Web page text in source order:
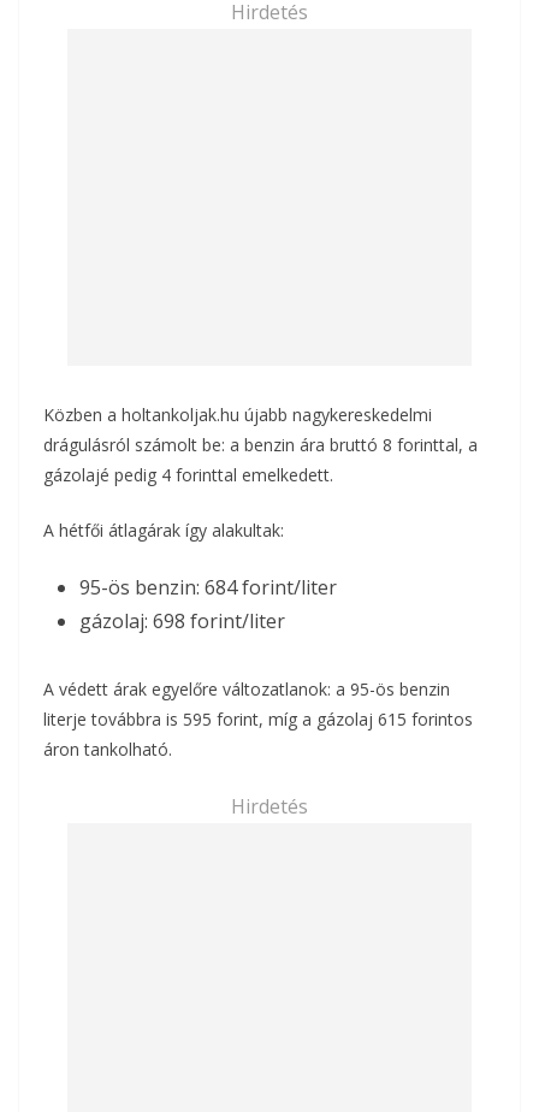
Hirdetés
Közben a holtankoljak.hu újabb nagykereskedelmi
drágulásról számolt be: a benzin ára bruttó 8 forinttal, a
gázolajé pedig 4 forinttal emelkedett.
A hétfői átlagárak így alakultak:
95-ös benzin: 684 forint/liter
gázolaj: 698 forint/liter
A védett árak egyelőre változatlanok: a 95-ös benzin
literje továbbra is 595 forint, míg a gázolaj 615 forintos
áron tankolható.
Hirdetés